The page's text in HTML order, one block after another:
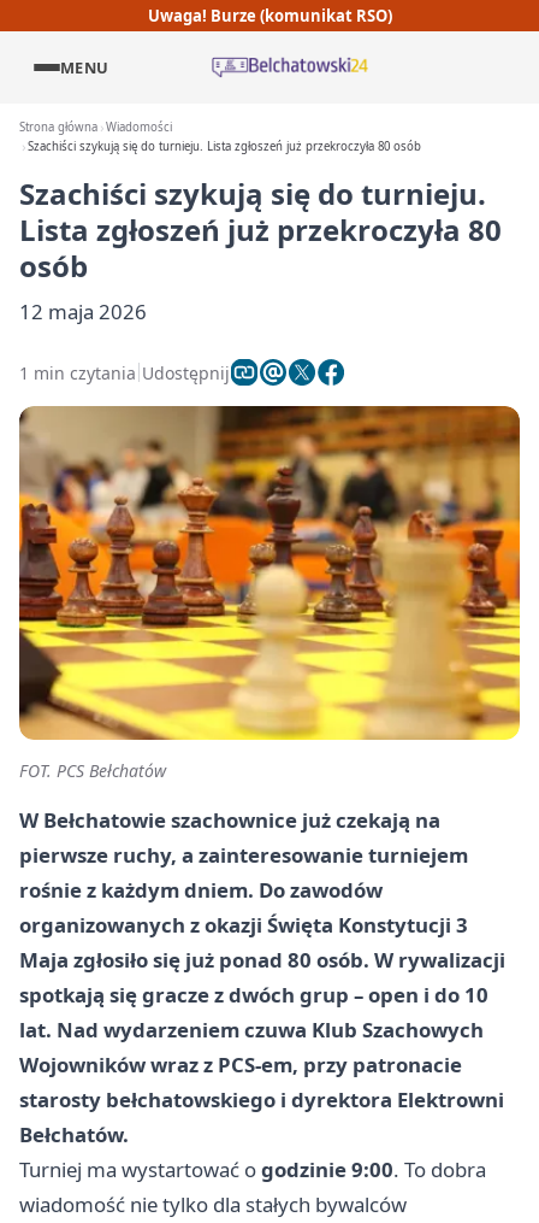
Uwaga! Burze (komunikat RSO)
MENU
Strona główna Wiadomości
Szachiści szykują się do turnieju. Lista zgłoszeń już przekroczyła 80 osób
Szachiści szykują się do turnieju.
Lista zgłoszeń już przekroczyła 80
osób
12 maja 2026
1 min czytania Udostępnij
FOT. PCS Bełchatów
W Bełchatowie szachownice już czekają na
pierwsze ruchy, a zainteresowanie turniejem
rośnie z każdym dniem. Do zawodów
organizowanych z okazji Święta Konstytucji 3
Maja zgłosiło się już ponad 80 osób. W rywalizacji
spotkają się gracze z dwóch grup – open i do 10
lat. Nad wydarzeniem czuwa Klub Szachowych
Wojowników wraz z PCS-em, przy patronacie
starosty bełchatowskiego i dyrektora Elektrowni
Bełchatów.
Turniej ma wystartować ogodzinie 9:00. To dobra
wiadomość nie tylko dla stałych bywalców